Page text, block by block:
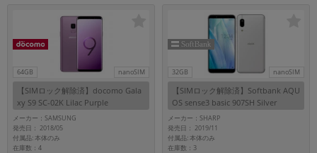
64GB nanoSIM
【SIMロック解除済】docomo Gala
xy S9 SC-02K Lilac Purple
メーカー：SAMSUNG
発売日： 2018/05
付属品: 本体のみ
在庫数：4
32GB nanoSIM
【SIMロック解除済】Softbank AQU
OS sense3 basic 907SH Silver
メーカー：SHARP
発売日： 2019/11
付属品: 本体のみ
在庫数：3